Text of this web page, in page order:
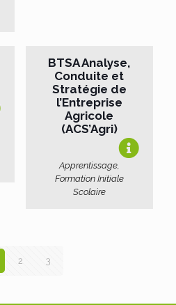
BTSA Analyse,
Conduite et
Stratégie de
l’Entreprise
Agricole
(ACS’Agri)
Apprentissage,
Formation Initiale
Scolaire
2 3